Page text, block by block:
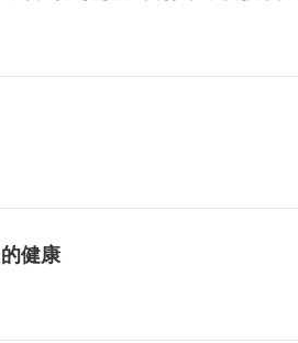
健康